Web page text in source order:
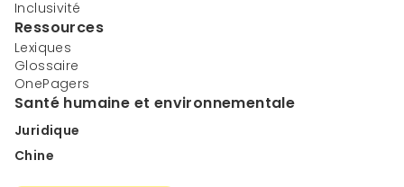
Inclusivité
Ressources
Lexiques
Glossaire
OnePagers
Santé humaine et environnementale
Juridique
Chine